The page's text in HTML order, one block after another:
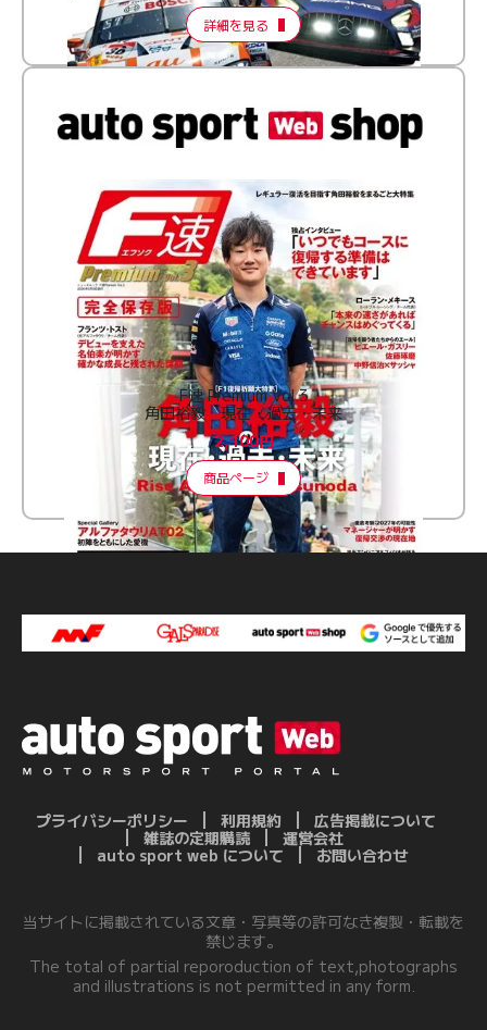
詳細を見る
F速 Premium Vol.3
角田裕毅 現在・過去・未来
2,100円
商品ページ
プライバシーポリシー 利用規約
広告掲載について
雑誌の定期購読
運営会社
auto sport web について
お問い合わせ
当サイトに掲載されている文章・写真等の許可なき複製・転載を
禁じます。
The total of partial reporoduction of text,photographs
and illustrations is not permitted in any form.